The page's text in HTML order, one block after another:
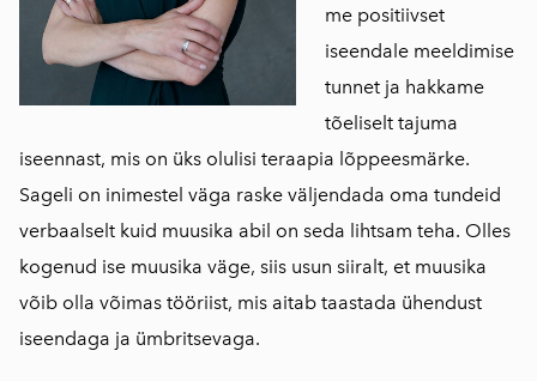
me positiivset
iseendale meeldimise
tunnet ja hakkame
tõeliselt tajuma
iseennast, mis on üks olulisi teraapia lõppeesmärke.
Sageli on inimestel väga raske väljendada oma tundeid
verbaalselt kuid muusika abil on seda lihtsam teha. Olles
kogenud ise muusika väge, siis usun siiralt, et muusika
võib olla võimas tööriist, mis aitab taastada ühendust
iseendaga ja ümbritsevaga.